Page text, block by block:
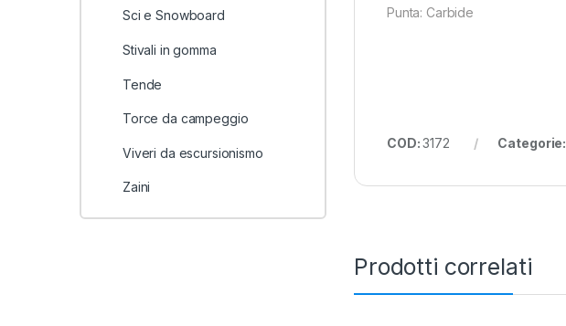
Punta: Carbide
COD:3172 Categorie:
Prodotti correlati
Sci e Snowboard
Stivali in gomma
Tende
Torce da campeggio
Viveri da escursionismo
Zaini